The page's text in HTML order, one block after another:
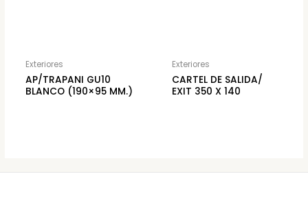
Exteriores
AP/TRAPANI GU10
BLANCO (190×95 MM.)
Exteriores
CARTEL DE SALIDA/
EXIT 350 X 140